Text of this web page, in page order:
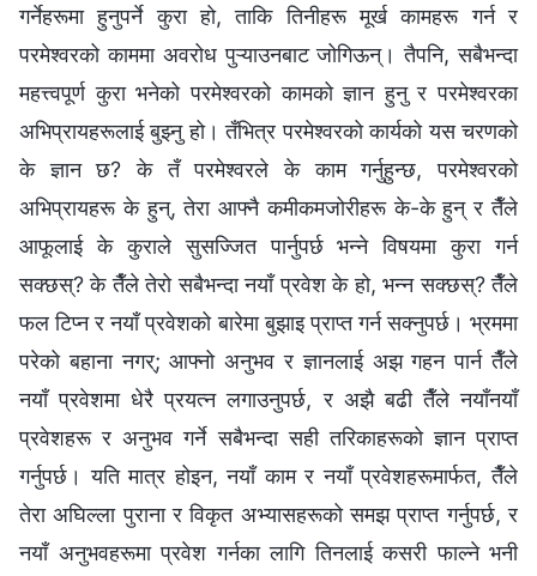
गर्नेहरूमा हुनुपर्ने कुरा हो, ताकि तिनीहरू मूर्ख कामहरू गर्न र
परमेश्‍वरको काममा अवरोध पुऱ्याउनबाट जोगिऊन्। तैपनि, सबैभन्दा
महत्त्वपूर्ण कुरा भनेको परमेश्‍वरको कामको ज्ञान हुनु र परमेश्‍वरका
अभिप्रायहरूलाई बुझ्नु हो। तँभित्र परमेश्‍वरको कार्यको यस चरणको
के ज्ञान छ? के तँ परमेश्‍वरले के काम गर्नुहुन्छ, परमेश्‍वरको
अभिप्रायहरू के हुन्, तेरा आफ्नै कमीकमजोरीहरू के-के हुन् र तैँले
आफूलाई के कुराले सुसज्‍जित पार्नुपर्छ भन्‍ने विषयमा कुरा गर्न
सक्छस्? के तैँले तेरो सबैभन्दा नयाँ प्रवेश के हो, भन्‍न सक्छस्? तैँले
फल टिप्‍न र नयाँ प्रवेशको बारेमा बुझाइ प्राप्त गर्न सक्‍नुपर्छ। भ्रममा
परेको बहाना नगर्; आफ्नो अनुभव र ज्ञानलाई अझ गहन पार्न तैँले
नयाँ प्रवेशमा धेरै प्रयत्‍न लगाउनुपर्छ, र अझै बढी तैँले नयाँनयाँ
प्रवेशहरू र अनुभव गर्ने सबैभन्दा सही तरिकाहरूको ज्ञान प्राप्त
गर्नुपर्छ। यति मात्र होइन, नयाँ काम र नयाँ प्रवेशहरूमार्फत, तैँले
तेरा अघिल्ला पुराना र विकृत अभ्यासहरूको समझ प्राप्त गर्नुपर्छ, र
नयाँ अनुभवहरूमा प्रवेश गर्नका लागि तिनलाई कसरी फाल्ने भनी